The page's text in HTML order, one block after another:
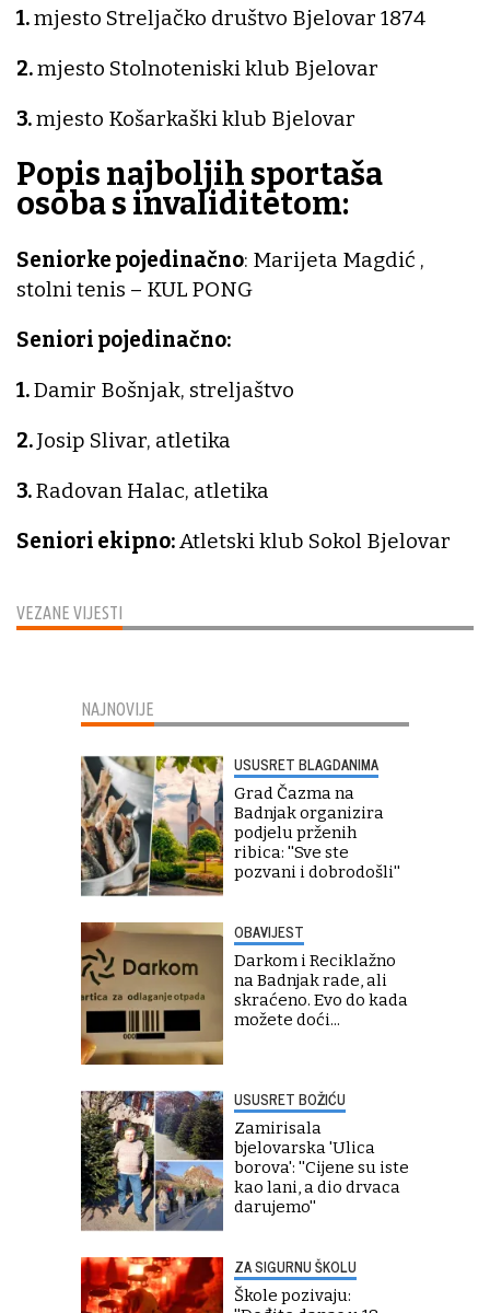
VEZANE VIJESTI
1.mjesto Streljačko društvo Bjelovar 1874
2.mjesto Stolnoteniski klub Bjelovar
3.mjesto Košarkaški klub Bjelovar
Popis najboljih sportaša
osoba s invaliditetom:
Seniorke pojedinačno: Marijeta Magdić ,
stolni tenis – KUL PONG
Seniori pojedinačno:
1.Damir Bošnjak, streljaštvo
2.Josip Slivar, atletika
3.Radovan Halac, atletika
Seniori ekipno: Atletski klub Sokol Bjelovar
NAJNOVIJE
USUSRET BLAGDANIMA
Grad Čazma na
Badnjak organizira
podjelu prženih
ribica: ''Sve ste
pozvani i dobrodošli''
OBAVIJEST
Darkom i Reciklažno
na Badnjak rade, ali
skraćeno. Evo do kada
možete doći...
USUSRET BOŽIĆU
Zamirisala
bjelovarska 'Ulica
borova': ''Cijene su iste
kao lani, a dio drvaca
darujemo''
ZA SIGURNU ŠKOLU
Škole pozivaju: